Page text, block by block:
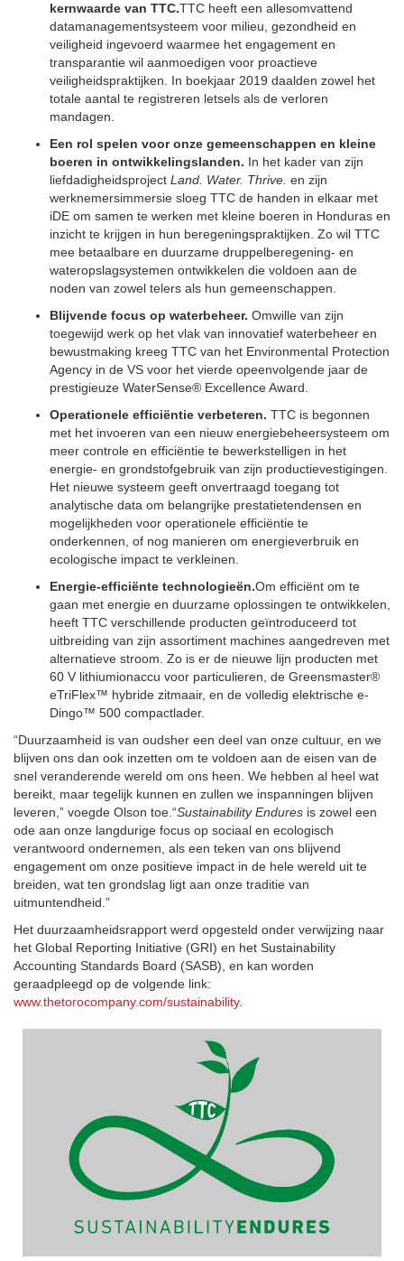
kernwaarde van TTC.TTC heeft een allesomvattend
datamanagementsysteem voor milieu, gezondheid en
veiligheid ingevoerd waarmee het engagement en
transparantie wil aanmoedigen voor proactieve
veiligheidspraktijken. In boekjaar 2019 daalden zowel het
totale aantal te registreren letsels als de verloren
mandagen.
Een rol spelen voor onze gemeenschappen en kleine
boeren in ontwikkelingslanden. In het kader van zijn
liefdadigheidsproject Land. Water. Thrive. en zijn
werknemersimmersie sloeg TTC de handen in elkaar met
iDE om samen te werken met kleine boeren in Honduras en
inzicht te krijgen in hun beregeningspraktijken. Zo wil TTC
mee betaalbare en duurzame druppelberegening- en
wateropslagsystemen ontwikkelen die voldoen aan de
noden van zowel telers als hun gemeenschappen.
Blijvende focus op waterbeheer. Omwille van zijn
toegewijd werk op het vlak van innovatief waterbeheer en
bewustmaking kreeg TTC van het Environmental Protection
Agency in de VS voor het vierde opeenvolgende jaar de
prestigieuze WaterSense® Excellence Award.
Operationele efficiëntie verbeteren. TTC is begonnen
met het invoeren van een nieuw energiebeheersysteem om
meer controle en efficiëntie te bewerkstelligen in het
energie- en grondstofgebruik van zijn productievestigingen.
Het nieuwe systeem geeft onvertraagd toegang tot
analytische data om belangrijke prestatietendensen en
mogelijkheden voor operationele efficiëntie te
onderkennen, of nog manieren om energieverbruik en
ecologische impact te verkleinen.
Energie-efficiënte technologieën.Om efficiënt om te
gaan met energie en duurzame oplossingen te ontwikkelen,
heeft TTC verschillende producten geïntroduceerd tot
uitbreiding van zijn assortiment machines aangedreven met
alternatieve stroom. Zo is er de nieuwe lijn producten met
60 V lithiumionaccu voor particulieren, de Greensmaster®
eTriFlex™ hybride zitmaair, en de volledig elektrische e-
Dingo™ 500 compactlader.
“Duurzaamheid is van oudsher een deel van onze cultuur, en we
blijven ons dan ook inzetten om te voldoen aan de eisen van de
snel veranderende wereld om ons heen. We hebben al heel wat
bereikt, maar tegelijk kunnen en zullen we inspanningen blijven
leveren,” voegde Olson toe.“Sustainability Endures is zowel een
ode aan onze langdurige focus op sociaal en ecologisch
verantwoord ondernemen, als een teken van ons blijvend
engagement om onze positieve impact in de hele wereld uit te
breiden, wat ten grondslag ligt aan onze traditie van
uitmuntendheid.”
Het duurzaamheidsrapport werd opgesteld onder verwijzing naar
het Global Reporting Initiative (GRI) en het Sustainability
Accounting Standards Board (SASB), en kan worden
geraadpleegd op de volgende link:
www.thetorocompany.com/sustainability.